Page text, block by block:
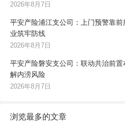
2026年8月7日
平安产险浦江支公司：上门预警靠前
业筑牢防线
2026年8月7日
平安产险磐安支公司：联动共治前
解内涝风险
2026年8月7日
浏览最多的文章